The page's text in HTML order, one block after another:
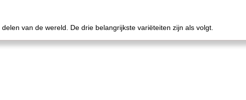
van de wereld. De drie belangrijkste variëteiten zijn als volgt.